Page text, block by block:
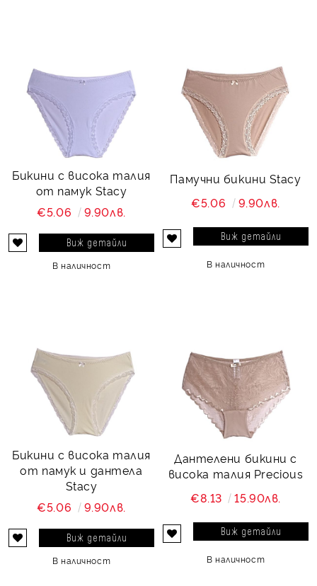
Бикини с висока талия
от памук Stacy
€5.06
9.90лв.
Виж детайли
В наличност
Памучни бикини Stacy
€5.06
9.90лв.
Виж детайли
В наличност
Бикини с висока талия
от памук и дантела
Stacy
€5.06
9.90лв.
Виж детайли
В наличност
Дантелени бикини с
висока талия Precious
€8.13
15.90лв.
Виж детайли
В наличност